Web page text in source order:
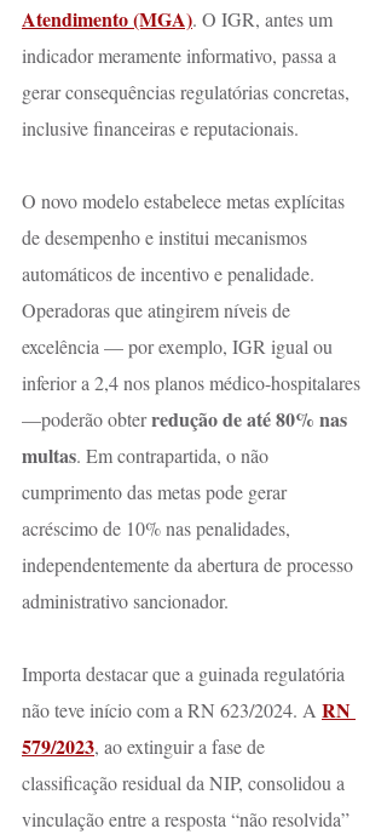
Atendimento (MGA). O IGR, antes um
indicador meramente informativo, passa a
gerar consequências regulatórias concretas,
inclusive financeiras e reputacionais.
O novo modelo estabelece metas explícitas
de desempenho e institui mecanismos
automáticos de incentivo e penalidade.
Operadoras que atingirem níveis de
excelência — por exemplo, IGR igual ou
inferior a 2,4 nos planos médico-hospitalares
—poderão obter redução de até 80% nas
multas. Em contrapartida, o não
cumprimento das metas pode gerar
acréscimo de 10% nas penalidades,
independentemente da abertura de processo
administrativo sancionador.
Importa destacar que a guinada regulatória
não teve início com a RN 623/2024. A RN
579/2023, ao extinguir a fase de
classificação residual da NIP, consolidou a
vinculação entre a resposta “não resolvida”